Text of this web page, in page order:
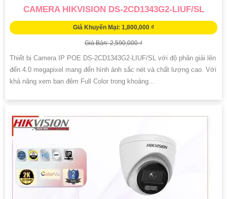
CAMERA HIKVISION DS-2CD1343G2-LIUF/SL
Giá Khuyến Mại: 1,800,000 ₫
Giá Bán: 2,590,000 ₫
Thiết bị Camera IP POE DS-2CD1343G2-LIUF/SL với độ phân giải lên
đến 4.0 megapixel mang đến hình ảnh sắc nét và chất lượng cao. Với
khả năng xem ban đêm Full Color trong khoảng...